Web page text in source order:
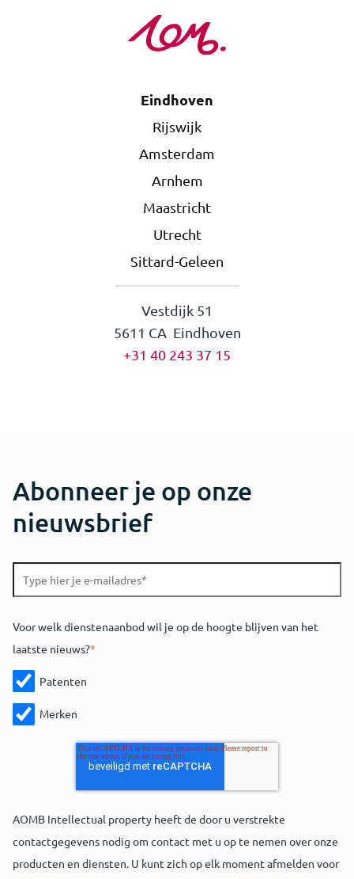
Eindhoven
Rijswijk
Amsterdam
Arnhem
Maastricht
Utrecht
Sittard-Geleen
Vestdijk 51
5611 CA Eindhoven
+31 40 243 37 15
Abonneer je op onze
nieuwsbrief
Voor welk dienstenaanbod wil je op de hoogte blijven van het
laatste nieuws?*
Patenten
Merken
AOMB Intellectual property heeft de door u verstrekte
contactgegevens nodig om contact met u op te nemen over onze
producten en diensten. U kunt zich op elk moment afmelden voor